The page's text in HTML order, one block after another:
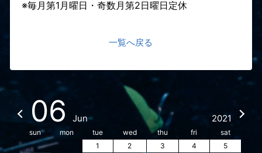
※毎月第1月曜日・奇数月第2日曜日定休
一覧へ戻る
06 Jun 2021
sun mon tue wed thu fri
sat
1
2 3 4
5